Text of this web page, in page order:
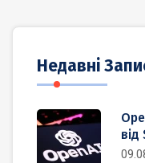
Недавні